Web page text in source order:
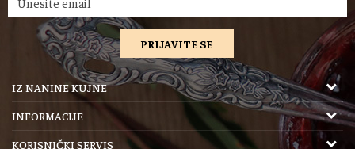
PRIJAVITE SE
IZ NANINE KUJNE
ZR “Iz Nanine kujne”
Šifra delatnosti: 1039
INFORMACIJE
O nama
KORISNIČKI SERVIS